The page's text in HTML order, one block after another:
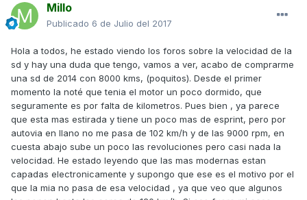
Millo
Publicado 6 de Julio del 2017
Hola a todos, he estado viendo los foros sobre la velocidad de la
sd y hay una duda que tengo, vamos a ver, acabo de comprarme
una sd de 2014 con 8000 kms, (poquitos). Desde el primer
momento la noté que tenia el motor un poco dormido, que
seguramente es por falta de kilometros. Pues bien , ya parece
que esta mas estirada y tiene un poco mas de esprint, pero por
autovia en llano no me pasa de 102 km/h y de las 9000 rpm, en
cuesta abajo sube un poco las revoluciones pero casi nada la
velocidad. He estado leyendo que las mas modernas estan
capadas electronicamente y supongo que ese es el motivo por el
que la mia no pasa de esa velocidad , ya que veo que algunos